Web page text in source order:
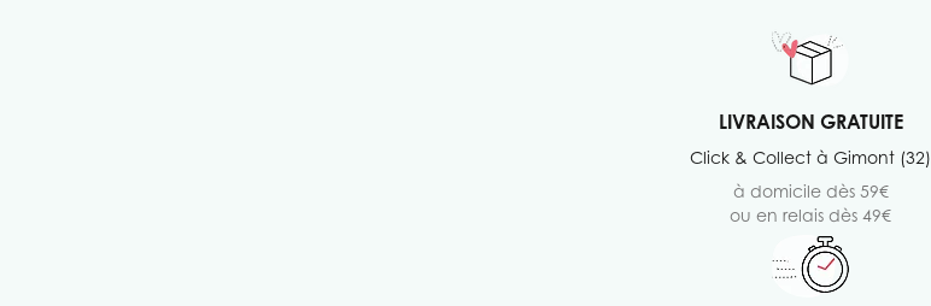
LIVRAISON GRATUITE
Click & Collect à Gimont (32)
à domicile dès 59€
ou en relais dès 49€